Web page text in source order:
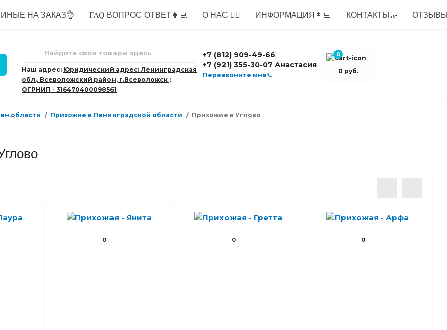
НА ЗАКАЗ👌 FAQ ВОПРОС-ОТВЕТ👩‍💻 О НАС 🙋‍♂️ ИНФОРМАЦИЯ👩‍💻 КОНТАКТЫ🤝
Наш адрес: Юридический адрес: Ленинградская
обл., Всеволожский район, г.Всеволожск ;
ОГРНИП - 316470400098561
+7 (812) 909-49-66
+7 (921) 355-30-07 Анастасия
Перезвоните мне📞
0
0 руб.
Прихожие в Ленинградской области Прихожие в Углово
0 0 0